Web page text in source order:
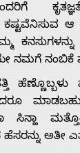
ಆ
ಕನಸುಗಳನ್ನು
ನಮಗೆ ನಂಬಿಕೆ
ಸಿನ್ಹಾ
ಅತೀ